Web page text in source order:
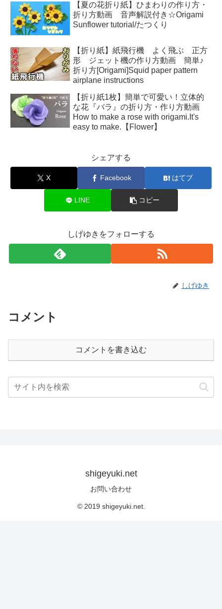
【夏の花折り紙】ひまわりの作り方・
折り方動画 音声解説付き☆Origami
Sunflower tutorial/たつくり
【折り紙】紙飛行機 よく飛ぶ 正方
形 ジェット機の作り方動画 簡単♪
折り方[Origami]Squid paper pattern
airplane instructions
【折り紙1枚】簡単で可愛い！立体的
な花『バラ』の折り方・作り方動画
How to make a rose with origami.It's
easy to make.【Flower】
シェアする
X Facebook はてブ
LINE コピー
しげゆきをフォローする
しげゆき
コメント
コメントを書き込む
shigeyuki.net
お問い合わせ
© 2019 shigeyuki.net.